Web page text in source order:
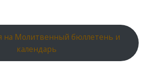
на Молитвенный бюллетень и
календарь